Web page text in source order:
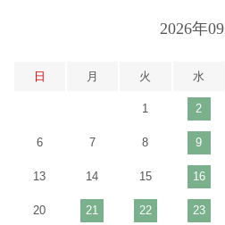
2026年09
日 月 火 水
1 2
6 7 8 9
13 14 15 16
20 21 22 23